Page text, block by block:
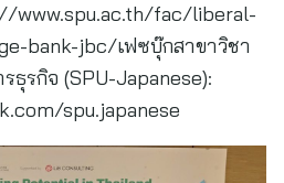
www.spu.ac.th/fac/liberal-
bank-jbc/เฟซบุ๊กสาขาวิชา
รกิจ (SPU-Japanese):
spu.japanese